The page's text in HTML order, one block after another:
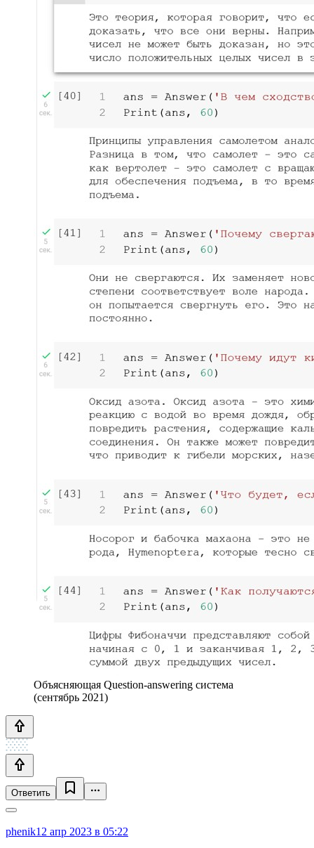
Объясняющая Question-answering система
(сентябрь 2021)
Ответить
phenik12 апр 2023 в 05:22